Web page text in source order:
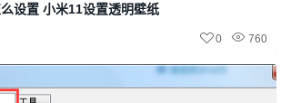
设置 小米11设置透明壁纸
760
0